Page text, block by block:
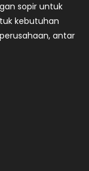
sopir untuk
kebutuhan
antar